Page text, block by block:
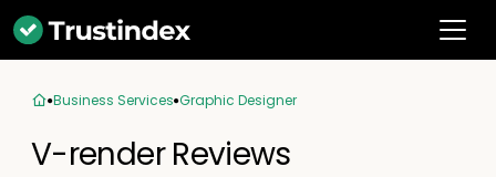
Business Services Graphic Designer
V-render Reviews